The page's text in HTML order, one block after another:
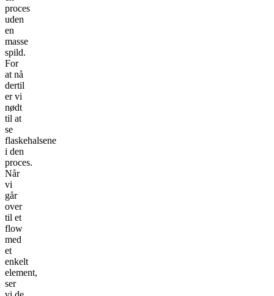
proces
uden
en
masse
spild.
For
at nå
dertil
er vi
nødt
til at
se
flaskehalsene
i den
proces.
Når
vi
går
over
til et
flow
med
et
enkelt
element,
ser